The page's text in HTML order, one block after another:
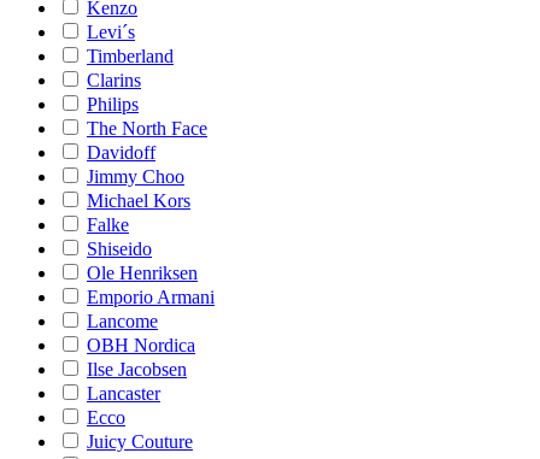
Kenzo
Levi´s
Timberland
Clarins
Philips
The North Face
Davidoff
Jimmy Choo
Michael Kors
Falke
Shiseido
Ole Henriksen
Emporio Armani
Lancome
OBH Nordica
Ilse Jacobsen
Lancaster
Ecco
Juicy Couture